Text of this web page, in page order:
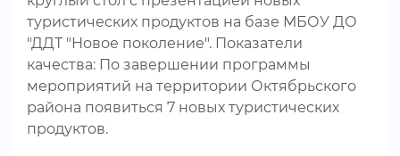
туристических продуктов на базе МБОУ ДО
"ДДТ "Новое поколение". Показатели
качества: По завершении программы
мероприятий на территории Октябрьского
района появиться 7 новых туристических
продуктов.